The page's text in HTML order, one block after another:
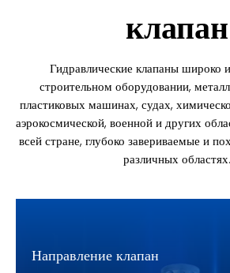
клапан
Гидравлические клапаны широко
строительном оборудовании,
пластиковых машинах, судах,
аэрокосмической, военной и других
всей стране, глубоко завериваемые и
различных областях.
Направление клапан